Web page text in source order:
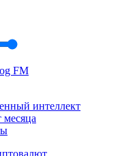
FM
интеллект
месяца